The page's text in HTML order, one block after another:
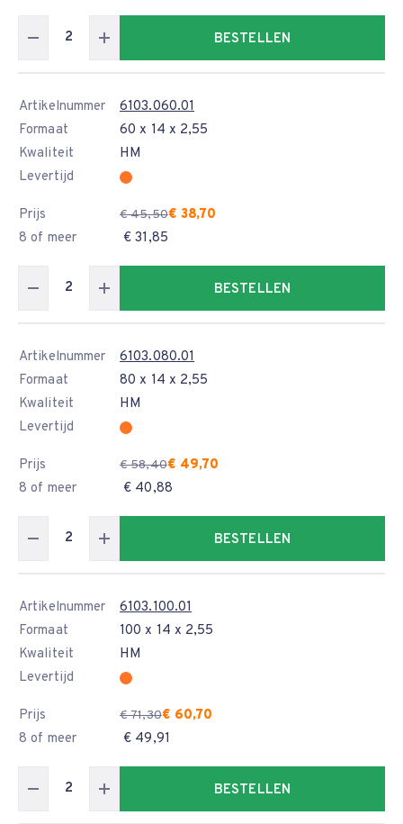
BESTELLEN
Artikelnummer
6103.060.01
Formaat
60 x 14 x 2,55
Kwaliteit
HM
Levertijd
Prijs € 45,50€ 38,70
8 of meer
€ 31,85
BESTELLEN
Artikelnummer
6103.080.01
Formaat
80 x 14 x 2,55
Kwaliteit
HM
Levertijd
Prijs € 58,40€ 49,70
8 of meer
€ 40,88
BESTELLEN
Artikelnummer
6103.100.01
Formaat
100 x 14 x 2,55
Kwaliteit
HM
Levertijd
Prijs € 71,30€ 60,70
8 of meer
€ 49,91
BESTELLEN